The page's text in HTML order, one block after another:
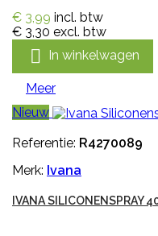
€ 3,99 incl. btw
€ 3,30 excl. btw
 In winkelwagen
Meer
Nieuw
Referentie: R4270089
Merk: Ivana
IVANA SILICONENSPRAY